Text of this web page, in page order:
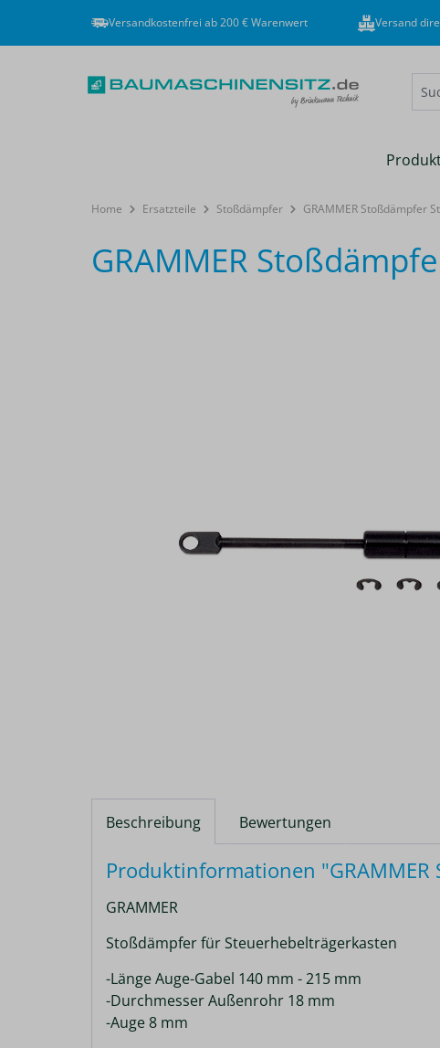
Versandkostenfrei ab 200 € Warenwert Versand
Home Ersatzteile Stoßdämpfer GRAMMER Stoßdämpfer
GRAMMER
Beschreibung Bewertungen
Produktinformationen
GRAMMER
Stoßdämpfer für Steuerhebelträgerkasten
-Länge Auge-Gabel 140 mm - 215 mm
-Durchmesser Außenrohr 18 mm
-Auge 8 mm